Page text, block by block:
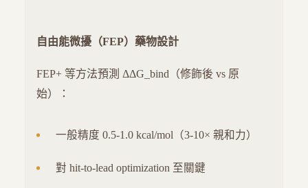
自由能微擾（FEP）藥物設計
FEP+ 等方法預測 ΔΔG_bind（修飾後 vs 原
始）：
一般精度 0.5-1.0 kcal/mol（3-10× 親和力）
對 hit-to-lead optimization 至關鍵